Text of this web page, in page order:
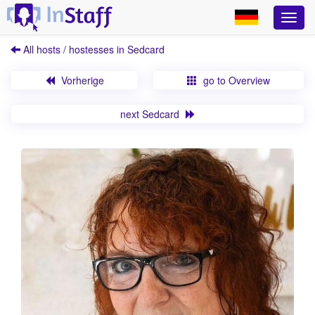
All hosts / hostesses in Sedcard
Vorherige go to Overview
next Sedcard